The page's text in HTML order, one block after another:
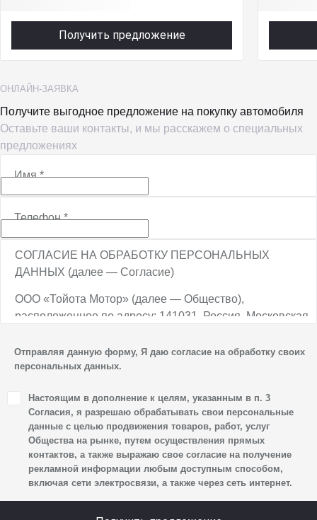
Получить предложение
ОНЛАЙН-ЗАЯВКА
Получите выгодное предложение на покупку автомобиля
Оставьте ваши контакты, и мы расскажем о специальных
предложениях
Имя*
Телефон*
СОГЛАСИЕ НА ОБРАБОТКУ ПЕРСОНАЛЬНЫХ
ДАННЫХ (далее — Согласие)
ООО «Тойота Мотор» (далее — Общество),
расположенное по адресу: 141031, Россия, Московская
ТПЗ «Алтуфьево», вл. 5, стр. 1, является оператором
персональных данных.
1. Настоящим я даю согласие Обществу на обработку
своих персональных данных, а именно: имени, отчества,
фамилии, контактных данных (включая номер телефона
и адрес электронной почты), адреса, сведений
о впечатлениях, интересах, предпочтениях
к автомобилю(-ям) и товарам/услугам, IP-адреса,
Отправляя данную форму, Я даю согласие на обработку своих
персональных данных.
Настоящим в дополнение к целям, указанным в п. 3
Согласия, я разрешаю обрабатывать свои персональные
данные с целью продвижения товаров, работ, услуг
Общества на рынке, путем осуществления прямых
контактов, а также выражаю свое согласие на получение
рекламной информации любым доступным способом,
включая сети электросвязи, а также через сеть интернет.